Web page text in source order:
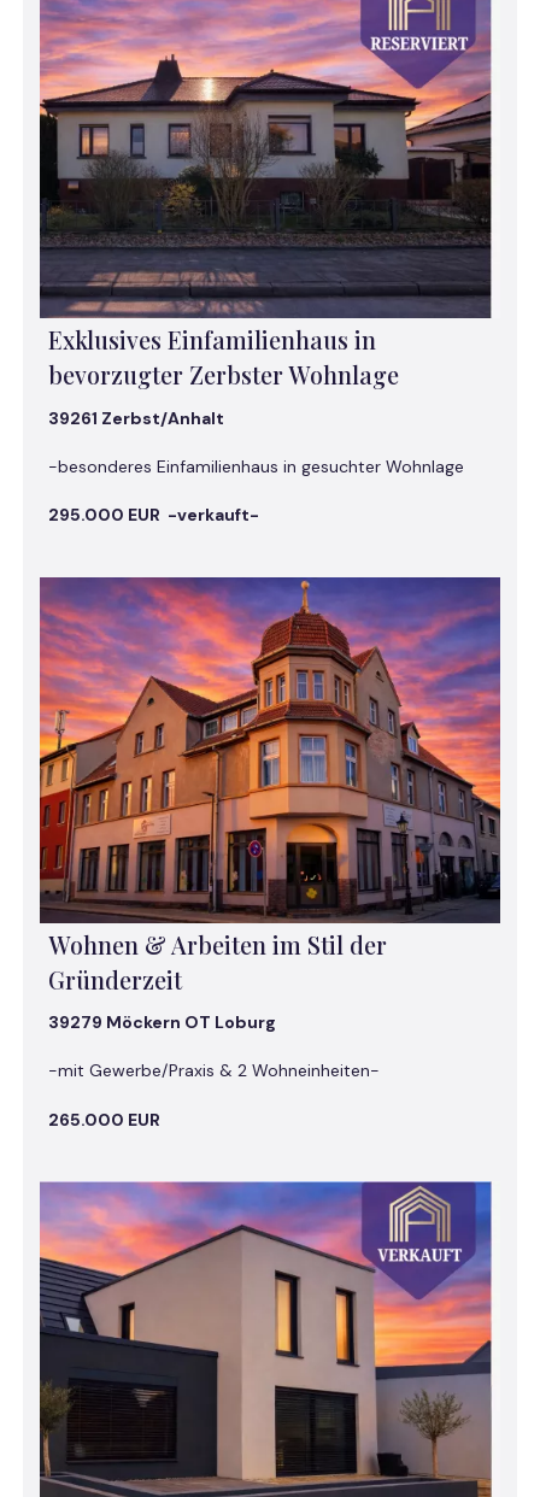
Exklusives Einfamilienhaus in
bevorzugter Zerbster Wohnlage
39261 Zerbst/Anhalt
-besonderes Einfamilienhaus in gesuchter Wohnlage
295.000 EUR -verkauft-
Wohnen & Arbeiten im Stil der
Gründerzeit
39279 Möckern OT Loburg
-mit Gewerbe/Praxis & 2 Wohneinheiten-
265.000 EUR